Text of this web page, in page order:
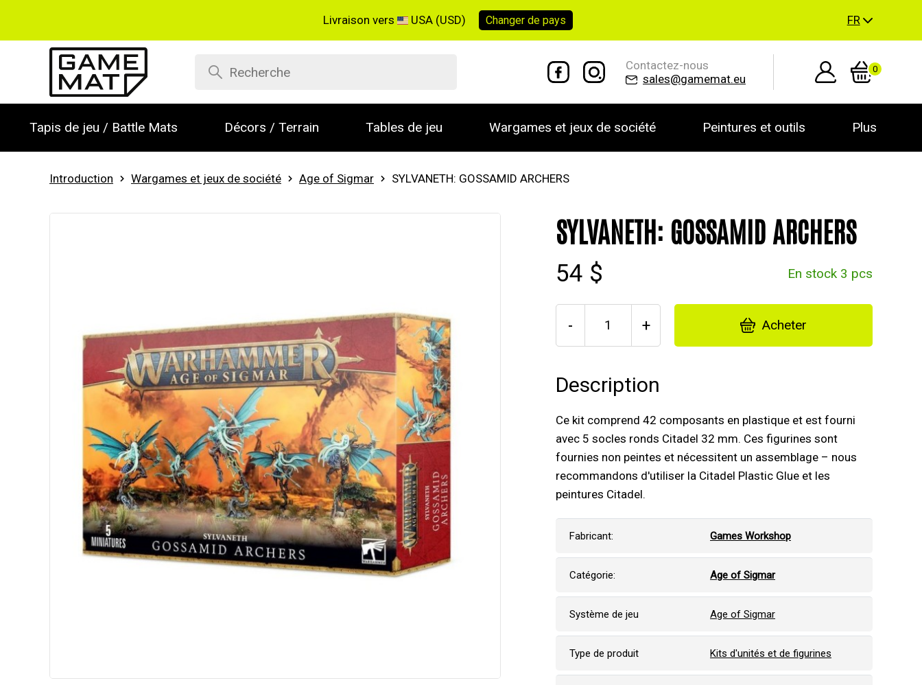
Livraison vers USA (USD) Changer depays FR
Contactez-nous
sales@gamemat.eu
0
Tapis de jeu / Battle Mats Décors / Terrain Tables de jeu Wargames et jeux de société Peintures et outils Plus
Introduction Wargames et jeux de société Age of Sigmar SYLVANETH: GOSSAMID ARCHERS
SYLVANETH: GOSSAMID ARCHERS
54 $ En stock 3 pcs
- + Acheter
Description
Ce kit comprend 42 composants en plastique et est fourni
avec 5 socles ronds Citadel 32 mm. Ces figurines sont
fournies non peintes et nécessitent un assemblage – nous
recommandons d'utiliser la Citadel Plastic Glue et les
peintures Citadel.
Fabricant: Games Workshop
Catégorie: Age of Sigmar
Système de jeu Age of Sigmar
Type de produit Kits d'unités et de figurines